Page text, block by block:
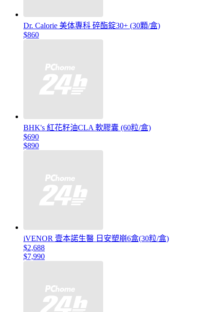
Dr. Calorie 美体專科 碎酯錠30+ (30顆/盒)
$860
BHK's 紅花籽油CLA 軟膠囊 (60粒/盒)
$690
$890
iVENOR 壹本諾生醫 日安塑崩6盒(30粒/盒)
$2,688
$7,990